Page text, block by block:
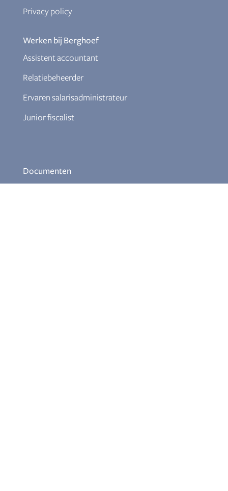
Privacy policy
Werken bij Berghoef
Assistent accountant
Relatiebeheerder
Ervaren salarisadministrateur
Junior fiscalist
Documenten